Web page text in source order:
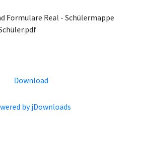
Formulare Real - Schülermappe
Download
by jDownloads